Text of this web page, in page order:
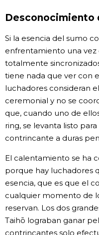
Desconocimiento
Si la esencia del sumo
enfrentamiento una vez
totalmente
tiene nada que ver con
luchadores consideran
ceremonial y no se
que, cuando uno de
ring, se levanta listo
contrincante a duras
El calentamiento se ha
porque hay luchadores
esencia, que es que el
cualquier momento de
reservan. Los dos
Taihō lograban ganar
contrincantes solo